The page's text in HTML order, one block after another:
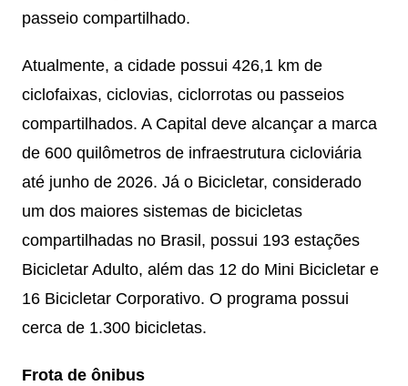
passeio compartilhado.
Atualmente, a cidade possui 426,1 km de
ciclofaixas, ciclovias, ciclorrotas ou passeios
compartilhados. A Capital deve alcançar a marca
de 600 quilômetros de infraestrutura cicloviária
até junho de 2026. Já o Bicicletar, considerado
um dos maiores sistemas de bicicletas
compartilhadas no Brasil, possui 193 estações
Bicicletar Adulto, além das 12 do Mini Bicicletar e
16 Bicicletar Corporativo. O programa possui
cerca de 1.300 bicicletas.
Frota de ônibus